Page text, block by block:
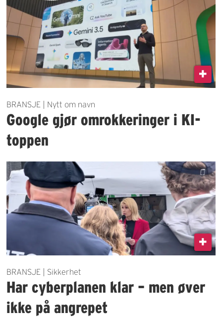
BRANSJE | Nytt om navn
Google gjør omrokkeringer i KI-
toppen
BRANSJE | Sikkerhet
Har cyberplanen klar – men øver
ikke på angrepet